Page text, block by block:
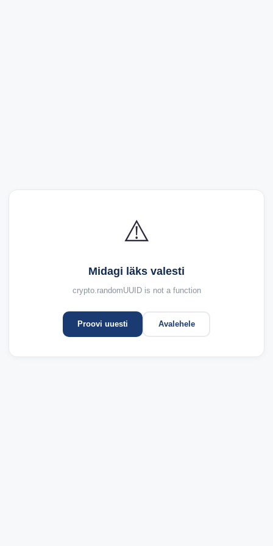
⚠️
Midagi läks valesti
crypto.randomUUID is not a function
Proovi uuesti Avalehele